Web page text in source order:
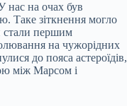
нас на очах був
Таке зіткнення могло
стали першим
на чужорідних
до пояса астероїдів,
між Марсом і